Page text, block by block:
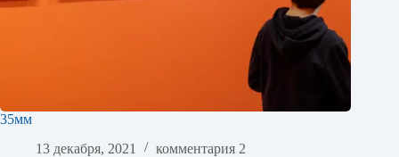
35мм
13 декабря, 2021
комментария 2